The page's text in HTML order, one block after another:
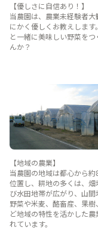
【優しさに自信あり！】
当農園は、農業未経験者大
にかく優しくお教えします
と一緒に美味しい野菜を
んか？
【地域の農業】
当農園の地域は都心から約
位置し、耕地の多くは、畑
び水田地帯が広がり、山間
野菜や米麦、酪畜産、果樹
ど地域の特性を活かした農
れています。